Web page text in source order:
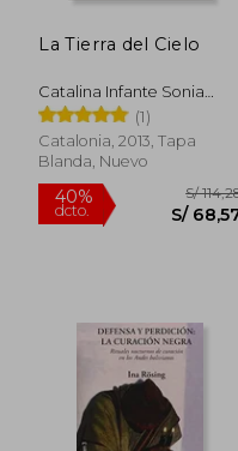
La Tierra del Cielo
Catalina Infante Sonia
Montecino
(1)
Catalonia, 2013, Tapa
Blanda, Nuevo